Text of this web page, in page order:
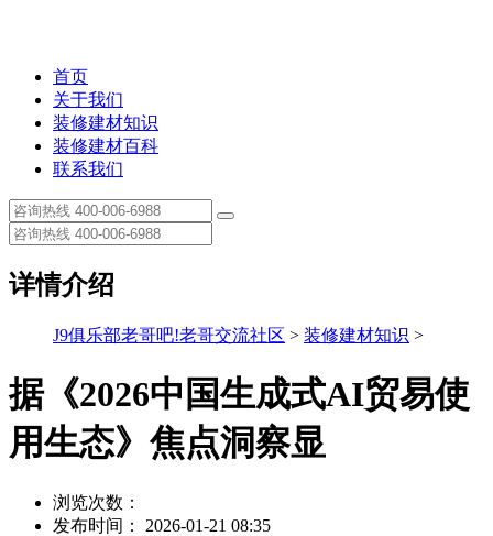
首页
关于我们
装修建材知识
装修建材百科
联系我们
详情介绍
J9俱乐部老哥吧!老哥交流社区 > 装修建材知识 >
据《2026中国生成式AI贸易使
用生态》焦点洞察显
浏览次数：
发布时间： 2026-01-21 08:35